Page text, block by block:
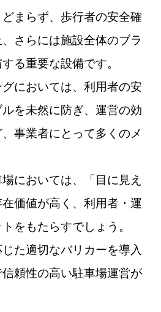
まらず、歩行者の安全確
さらには施設全体のブラ
る重要な設備です。
においては、利用者の安
を未然に防ぎ、運営の効
事業者にとって多くのメ
においては、「目に見え
価値が高く、利用者・運
をもたらすでしょう。
た適切なバリカーを導入
頼性の高い駐車場運営が